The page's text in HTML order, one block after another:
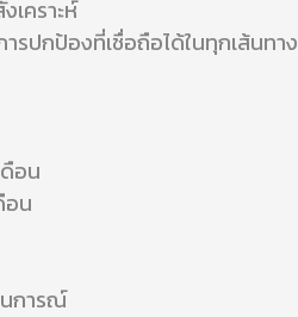
เคราะห์
รปกป้องที่เชื่อถือได้ในทุกเส้นทาง
อน
อน
การณ์